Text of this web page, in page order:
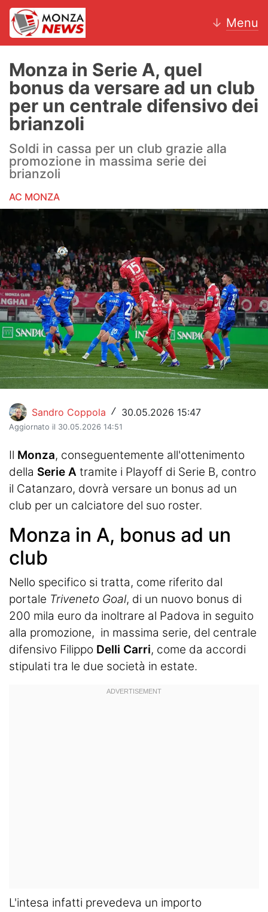
↓ Menu
News
AC Monza
Calcio
Motori
Volley
Hockey
Altri sport
Hockey
Pallanuoto
Pallamano
Altre
News
Turismo
Monza in Serie A, quel
bonus da versare ad un club
per un centrale difensivo dei
brianzoli
Soldi in cassa per un club grazie alla
promozione in massima serie dei
brianzoli
AC MONZA
Sandro Coppola / 30.05.2026 15:47
Aggiornato il 30.05.2026 14:51
Il Monza, conseguentemente all'ottenimento
della Serie A tramite i Playoff di Serie B, contro
il Catanzaro, dovrà versare un bonus ad un
club per un calciatore del suo roster.
Monza in A, bonus ad un
club
Nello specifico si tratta, come riferito dal
portale Triveneto Goal, di un nuovo bonus di
200 mila euro da inoltrare al Padova in seguito
alla promozione, in massima serie, del centrale
difensivo Filippo Delli Carri, come da accordi
stipulati tra le due società in estate.
L'intesa infatti prevedeva un importo